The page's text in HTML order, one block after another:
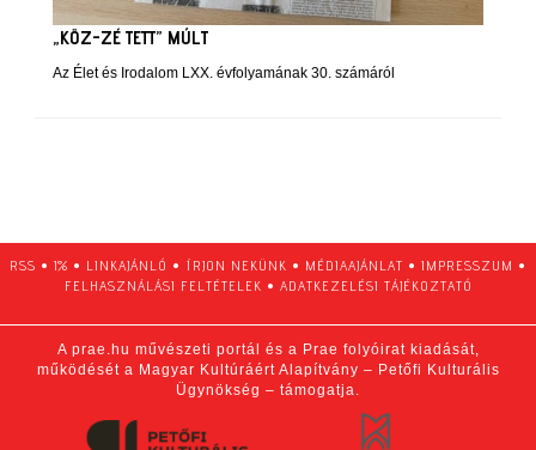
„KÖZ-ZÉ TETT” MÚLT
Az Élet és Irodalom LXX. évfolyamának 30. számáról
RSS • 1% • LINKAJÁNLÓ • ÍRJON NEKÜNK • MÉDIAAJÁNLAT • IMPRESSZUM •
FELHASZNÁLÁSI FELTÉTELEK • ADATKEZELÉSI TÁJÉKOZTATÓ
A prae.hu művészeti portál és a Prae folyóirat kiadását,
működését a Magyar Kultúráért Alapítvány – Petőfi Kulturális
Ügynökség – támogatja.